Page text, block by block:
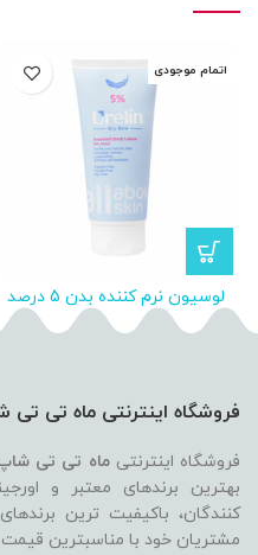
اتمام موجودی
لوسیون نرم کننده بدن 5 درصد
اوره اورلین مناسب پوست خشک
فروشگاه اینترنتی ماه تی تی
فروشگاه اینترنتیماه تی تی
بهترین برندهای معتبر و
کنندگان، باکیفیت ترین
مشتریان خود با مناسبترین